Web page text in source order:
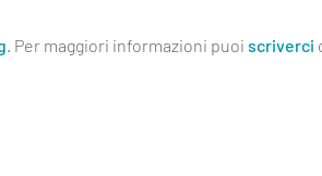
. Per maggiori informazioni puoi scriverci